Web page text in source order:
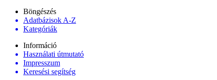
Böngészés
Adatbázisok A-Z
Kategóriák
Információ
Használati útmutató
Impresszum
Keresési segítség